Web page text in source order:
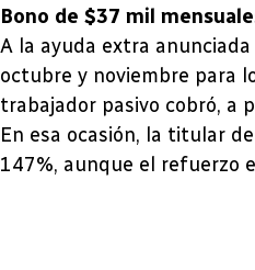
Bono de $37 mil
A la ayuda extra
octubre y noviembre para
trabajador pasivo cobró, a
En esa ocasión, la titular
147%, aunque el refuerzo